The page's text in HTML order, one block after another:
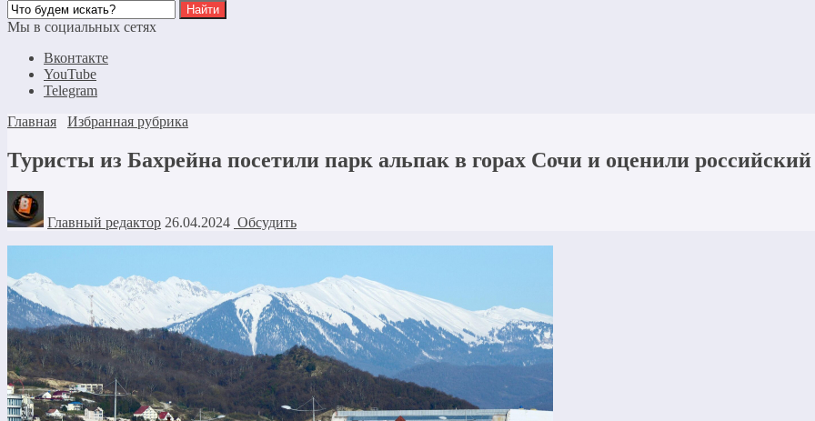
Мы в социальных сетях
Вконтакте
YouTube
Telegram
Главная
Избранная рубрика
Туристы из Бахрейна посетили парк альпак в горах Сочи и оценили российский
Главный редактор 26.04.2024 Обсудить